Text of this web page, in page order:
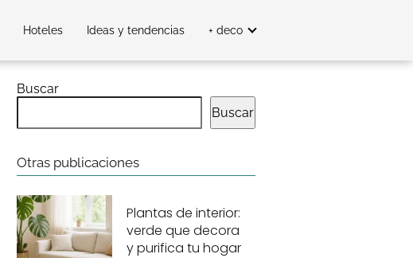
Hoteles Ideas y tendencias + deco
Buscar
Buscar
Otras publicaciones
Plantas de interior:
verde que decora
y purifica tu hogar